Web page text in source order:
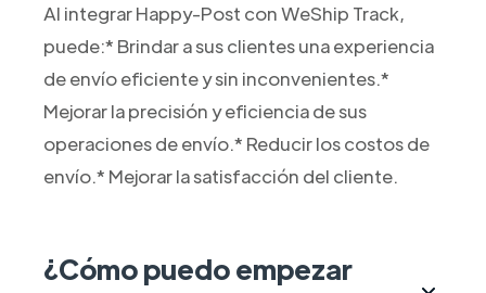
Al integrar Happy-Post con WeShip Track,
puede:* Brindar a sus clientes una experiencia
de envío eficiente y sin inconvenientes.*
Mejorar la precisión y eficiencia de sus
operaciones de envío.* Reducir los costos de
envío.* Mejorar la satisfacción del cliente.
¿Cómo puedo empezar